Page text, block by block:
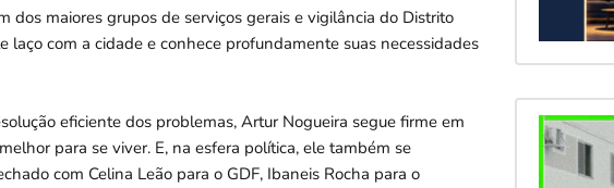
maiores grupos de serviços gerais e vigilância do Distrito
com a cidade e conhece profundamente suas necessidades
eficiente dos problemas, Artur Nogueira segue firme em
para se viver. E, na esfera política, ele também se
com Celina Leão para o GDF, Ibaneis Rocha para o